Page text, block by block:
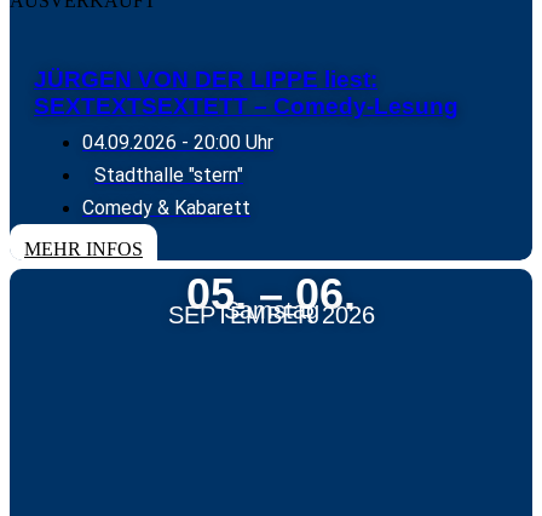
JÜRGEN VON DER LIPPE liest:
SEXTEXTSEXTETT – Comedy-Lesung
04.09.2026 - 20:00 Uhr
Stadthalle "stern"
Comedy & Kabarett
MEHR INFOS
05. – 06.
SEPTEMBER 2026
Samstag